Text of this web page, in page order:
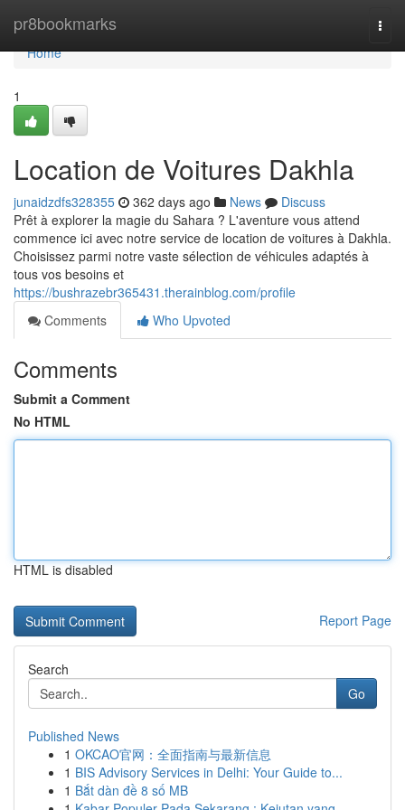
pr8bookmarks
Home
Home
1
Location de Voitures Dakhla
junaidzdfs328355 362 days ago News
Discuss
Prêt à explorer la magie du Sahara ? L'aventure vous attend
commence ici avec notre service de location de voitures à Dakhla.
Choisissez parmi notre vaste sélection de véhicules adaptés à
tous vos besoins et
https://bushrazebr365431.therainblog.com/profile
Comments
Who Upvoted
Comments
Submit a Comment
No HTML
HTML is disabled
Report Page
Search
Go
Published News
1 OKCAO官网：全面指南与最新信息
1 BIS Advisory Services in Delhi: Your Guide to...
1 Bắt dàn đề 8 số MB